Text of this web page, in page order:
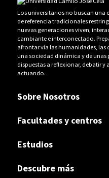
Los universitarios no buscan
de referencia tradicionales
nuevas generaciones viven,
cambiante e interconectado.
afrontar vía las humanidades, las
una sociedad dinámica y de
dispuestas a reflexionar, debatir
actuando.
Sobre Nosotros
Facultades y centros
Estudios
Descubre más